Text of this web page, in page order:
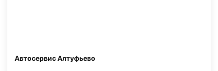
Автосервис Алтуфьево